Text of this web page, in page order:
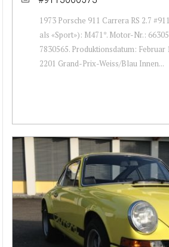
1973 Porsche 911 Carrera RS 2.7
als «Sport»): M471*. Motor-Nr.:
7830565. Produktionsdatum:
2201 Grand-Prix-Weiss/Blau Innen...